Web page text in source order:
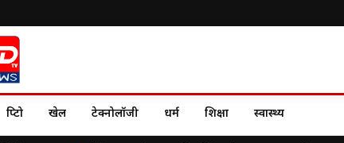
क्रिप्टो खेल टेक्नोलॉजी धर्म शिक्षा स्वास्थ्य